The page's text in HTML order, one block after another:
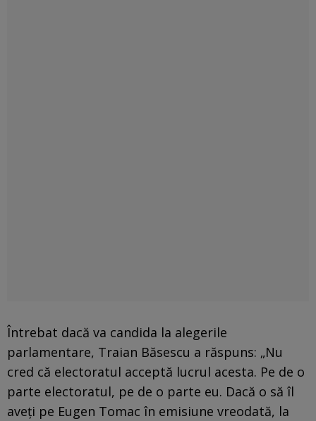
Întrebat dacă va candida la alegerile
parlamentare, Traian Băsescu a răspuns: „Nu
cred că electoratul acceptă lucrul acesta. Pe de o
parte electoratul, pe de o parte eu. Dacă o să îl
aveţi pe Eugen Tomac în emisiune vreodată, la